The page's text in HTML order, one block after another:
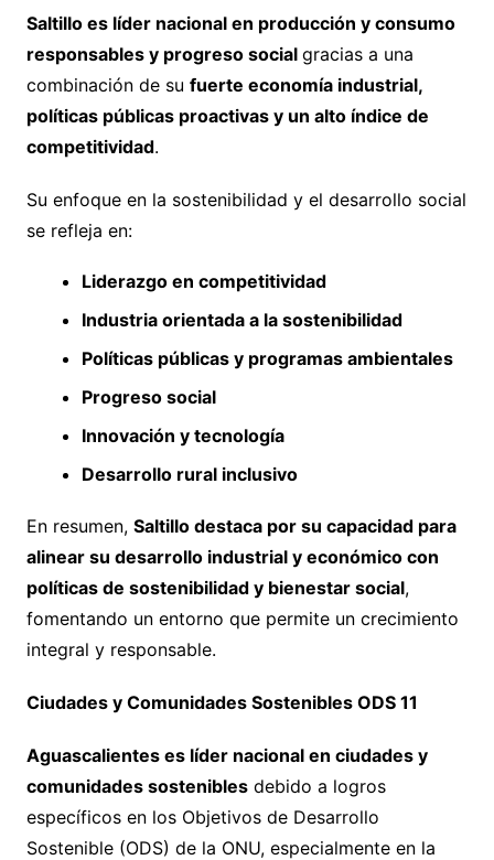
Saltillo es líder nacional en producción y consumo
responsables y progreso social gracias a una
combinación de su fuerte economía industrial,
políticas públicas proactivas y un alto índice de
competitividad.
Su enfoque en la sostenibilidad y el desarrollo social
se refleja en:
Liderazgo en competitividad
Industria orientada a la sostenibilidad
Políticas públicas y programas ambientales
Progreso social
Innovación y tecnología
Desarrollo rural inclusivo
En resumen, Saltillo destaca por su capacidad para
alinear su desarrollo industrial y económico con
políticas de sostenibilidad y bienestar social,
fomentando un entorno que permite un crecimiento
integral y responsable.
Ciudades y Comunidades Sostenibles ODS 11
Aguascalientes es líder nacional en ciudades y
comunidades sosteniblesdebido a logros
específicos en los Objetivos de Desarrollo
Sostenible (ODS) de la ONU, especialmente en la